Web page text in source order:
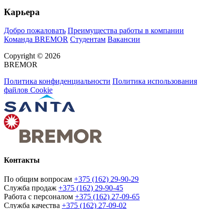
Карьера
Добро пожаловать Преимущества работы в компании
Команда BREMOR Студентам Вакансии
Copyright © 2026
BREMOR
Политика конфиденциальности Политика использования
файлов Cookie
Контакты
По общим вопросам +375 (162) 29-90-29
Служба продаж +375 (162) 29-90-45
Работа с персоналом +375 (162) 27-09-65
Служба качества +375 (162) 27-09-02